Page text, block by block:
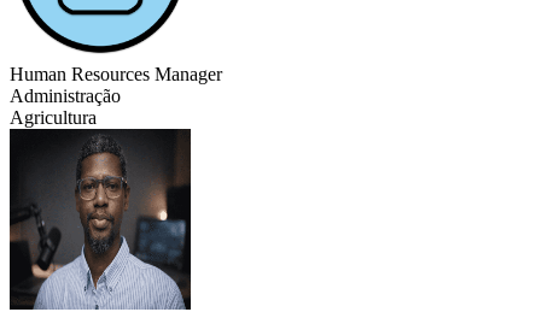
Human Resources Manager
Administração
Agricultura